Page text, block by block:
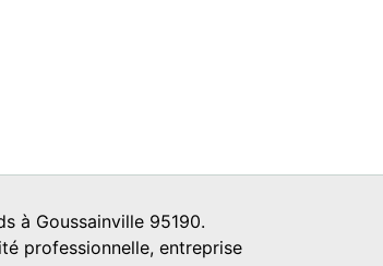
à Goussainville 95190.
professionnelle, entreprise